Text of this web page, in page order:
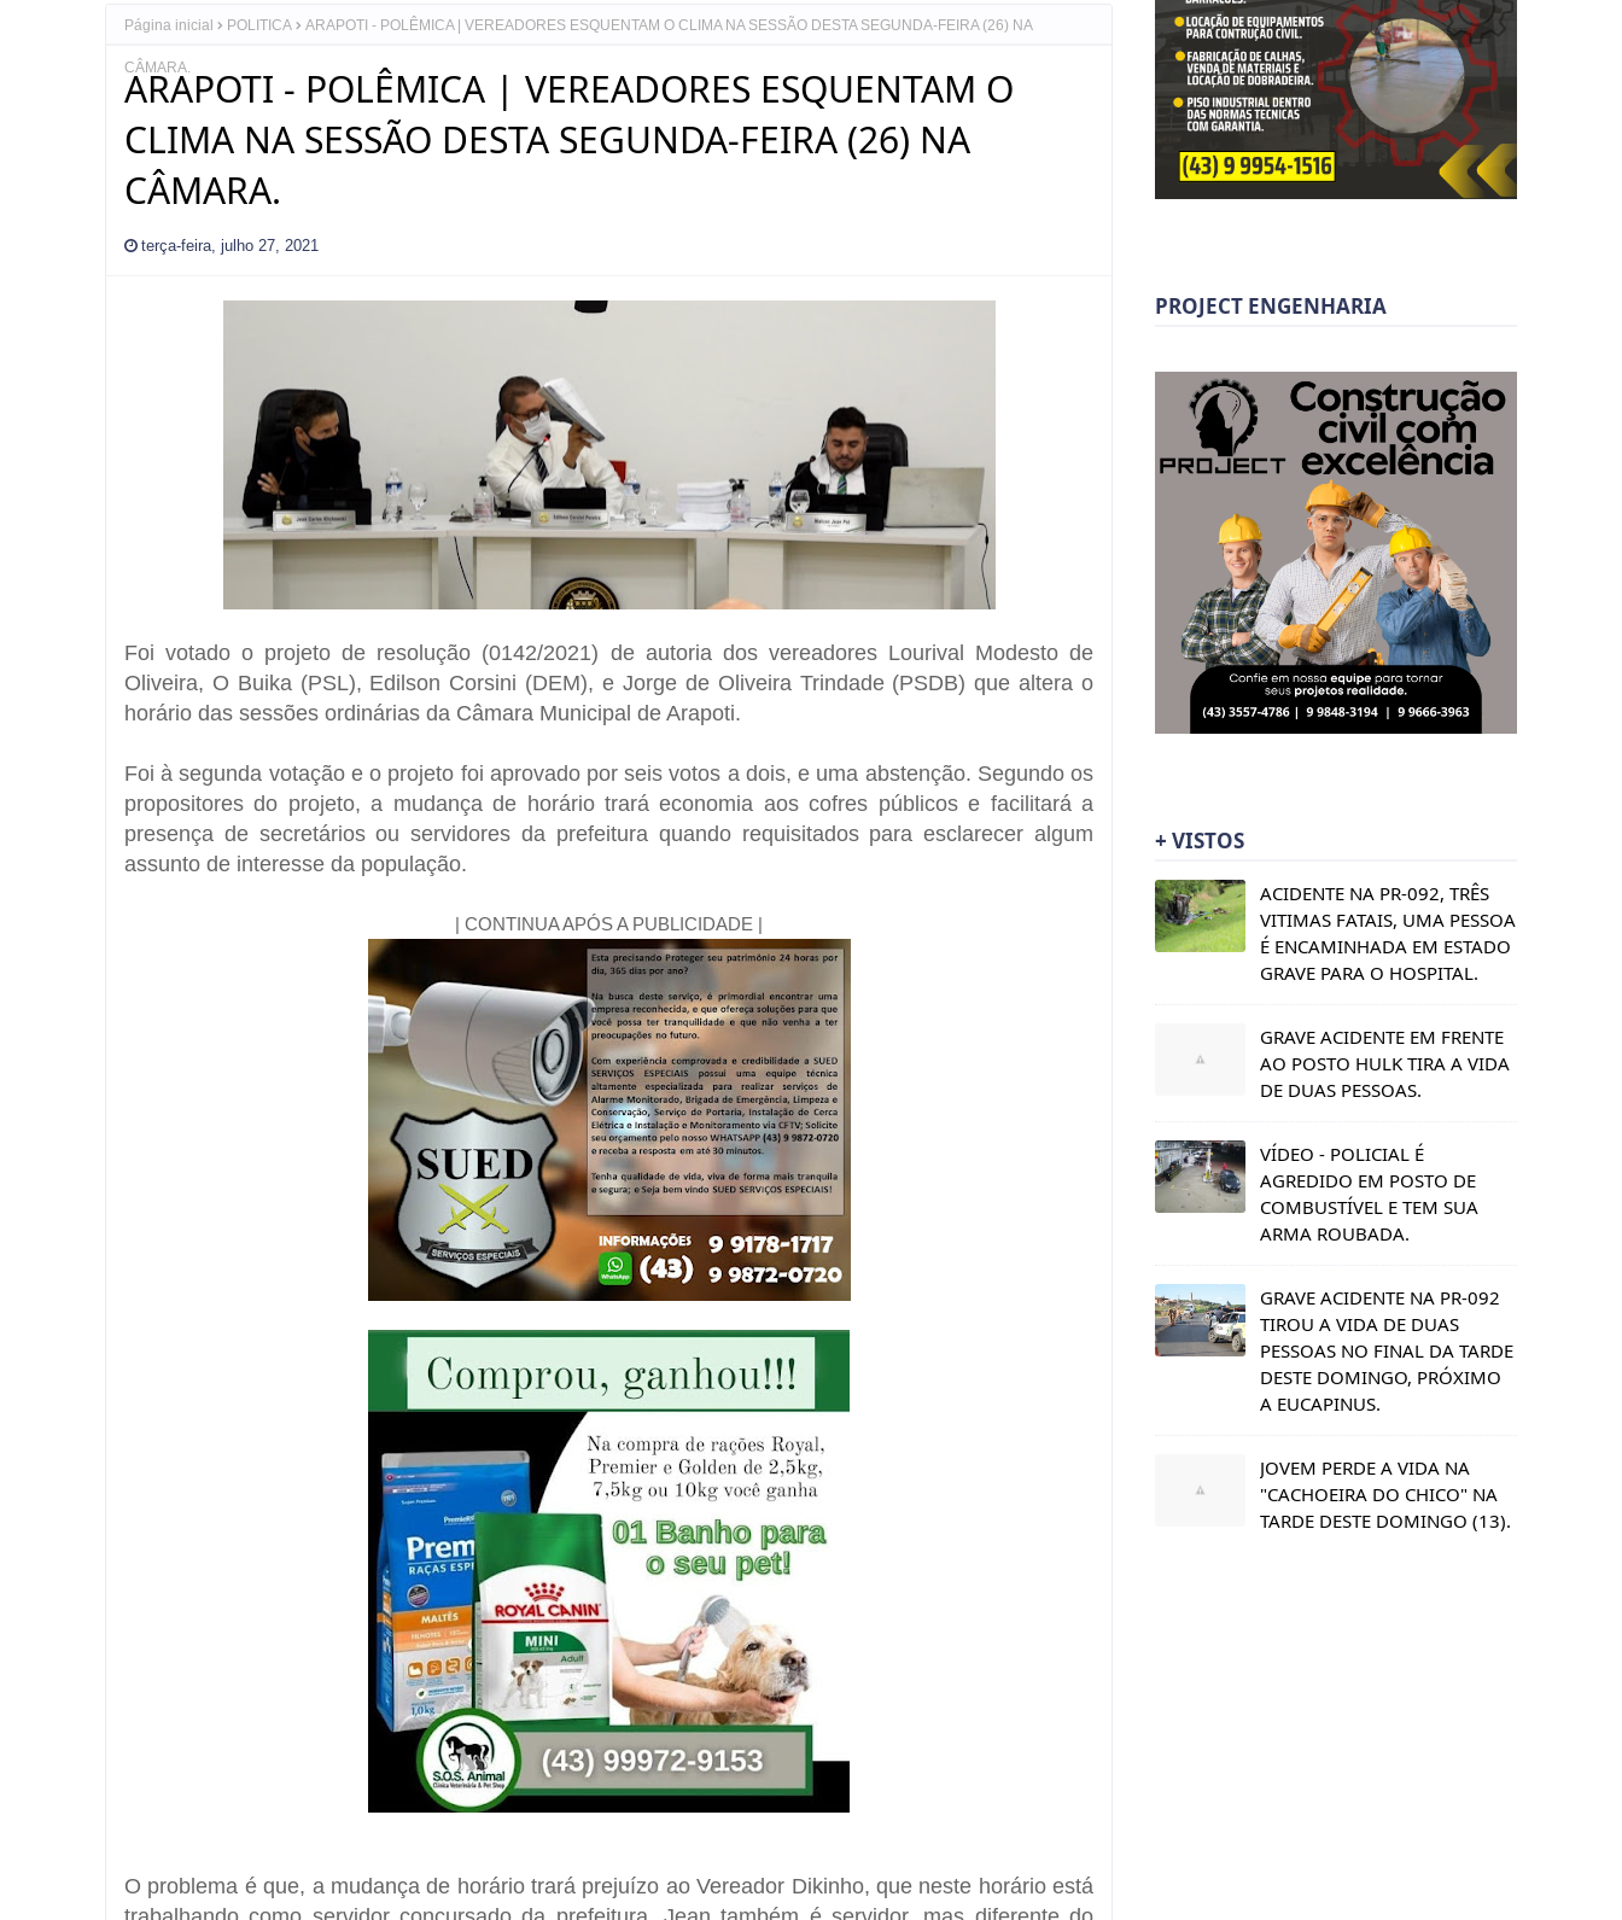
Página inicial POLITICA ARAPOTI - POLÊMICA | VEREADORES ESQUENTAM O CLIMA NA SESSÃO DESTA SEGUNDA-FEIRA (26) NA
CÂMARA.
ARAPOTI - POLÊMICA | VEREADORES ESQUENTAM O
CLIMA NA SESSÃO DESTA SEGUNDA-FEIRA (26) NA
CÂMARA.
terça-feira, julho 27, 2021
Foi votado o projeto de resolução (0142/2021) de autoria dos vereadores Lourival Modesto de
Oliveira, O Buika (PSL), Edilson Corsini (DEM), e Jorge de Oliveira Trindade (PSDB) que altera o
horário das sessões ordinárias da Câmara Municipal de Arapoti.
Foi à segunda votação e o projeto foi aprovado por seis votos a dois, e uma abstenção. Segundo os
propositores do projeto, a mudança de horário trará economia aos cofres públicos e facilitará a
presença de secretários ou servidores da prefeitura quando requisitados para esclarecer algum
assunto de interesse da população.
| CONTINUA APÓS A PUBLICIDADE |
O problema é que, a mudança de horário trará prejuízo ao Vereador Dikinho, que neste horário está
PROJECT ENGENHARIA
+ VISTOS
ACIDENTE NA PR-092, TRÊS
VITIMAS FATAIS, UMA PESSOA
É ENCAMINHADA EM ESTADO
GRAVE PARA O HOSPITAL.
GRAVE ACIDENTE EM FRENTE
AO POSTO HULK TIRA A VIDA
DE DUAS PESSOAS.
VÍDEO - POLICIAL É
AGREDIDO EM POSTO DE
COMBUSTÍVEL E TEM SUA
ARMA ROUBADA.
GRAVE ACIDENTE NA PR-092
TIROU A VIDA DE DUAS
PESSOAS NO FINAL DA TARDE
DESTE DOMINGO, PRÓXIMO
A EUCAPINUS.
JOVEM PERDE A VIDA NA
"CACHOEIRA DO CHICO" NA
TARDE DESTE DOMINGO (13).